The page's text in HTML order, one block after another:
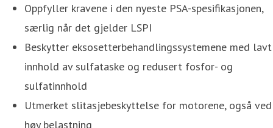
Oppfyller kravene i den nyeste PSA-spesifikasjonen,
særlig når det gjelder LSPI
Beskytter eksosetterbehandlingssystemene med lavt
innhold av sulfataske og redusert fosfor- og
sulfatinnhold
Utmerket slitasjebeskyttelse for motorene, også ved
høy belastning